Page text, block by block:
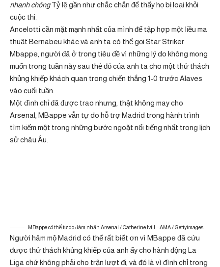
nhanh chóngTỷ lệ gần như chắc chắn để thấy họ bị loại khỏi
cuộc thi.
Ancelotti cần mặt mạnh nhất của mình để tập hợp một liều ma
thuật Bernabeu khác và anh ta có thể gọi Star Striker
Mbappe, người đã ở trong tiêu đề vì những lý do không mong
muốn trong tuần này sau thẻ đỏ của anh ta cho một thử thách
khủng khiếp khách quan trong chiến thắng 1-0 trước Alaves
vào cuối tuần.
Một đình chỉ đã được trao nhưng, thật không may cho
Arsenal, MBappe vẫn tự do hỗ trợ Madrid trong hành trình
tìm kiếm một trong những bước ngoặt nổi tiếng nhất trong lịch
sử châu Âu.
MBappe có thể tự do đảm nhận Arsenal / Catherine Ivill – AMA / Gettyimages
Người hâm mộ Madrid có thể rất biết ơn vì MBappe đã cứu
được thử thách khủng khiếp của anh ấy cho hành động La
Liga chứ không phải cho trận lượt đi, và đó là vì đình chỉ trong